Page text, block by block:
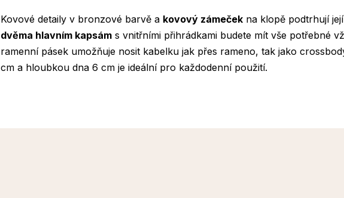
Kovové detaily v bronzové barvě a kovový zámeček na klopě podtrhují
dvěma hlavním kapsám s vnitřními přihrádkami budete mít vše potřebné
ramenní pásek umožňuje nosit kabelku jak přes rameno, tak jako
cm a hloubkou dna 6 cm je ideální pro každodenní použití.